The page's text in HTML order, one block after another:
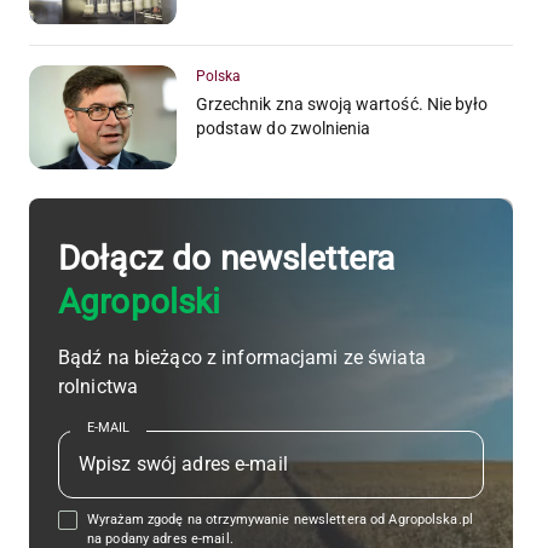
Polska
Grzechnik zna swoją wartość. Nie było
podstaw do zwolnienia
Dołącz do newslettera
Agropolski
Bądź na bieżąco z informacjami ze świata
rolnictwa
E-MAIL
Wyrażam zgodę na otrzymywanie newslettera od Agropolska.pl
na podany adres e-mail.